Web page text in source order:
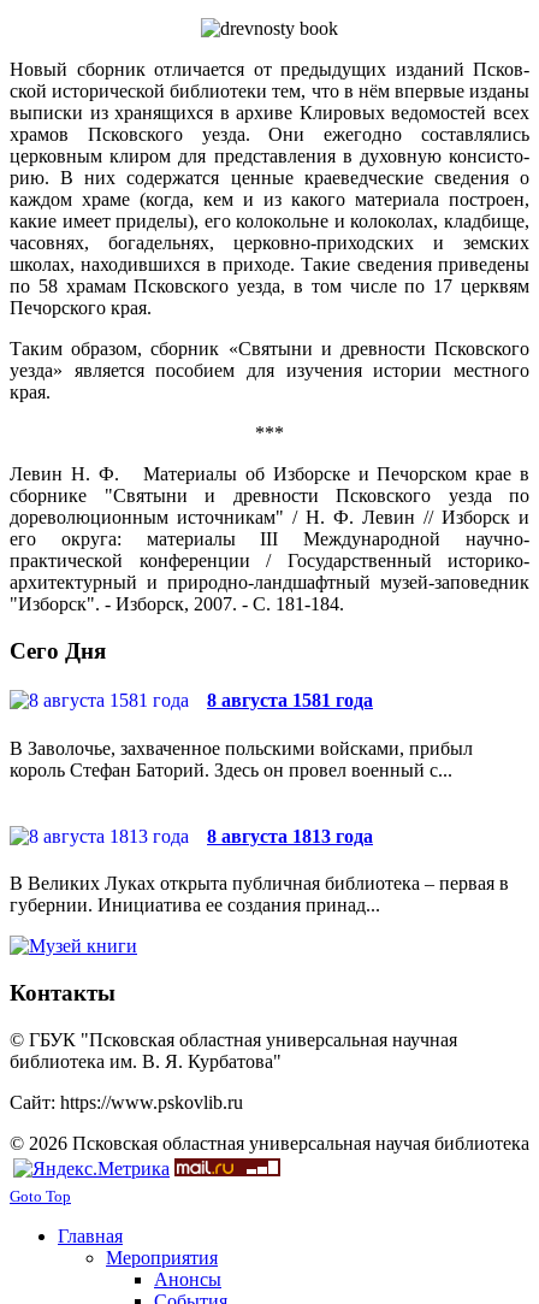
Новый сборник отличается от предыдущих изданий Псков­
ской исторической библиотеки тем, что в нём впервые изда­ны
выписки из хранящихся в архиве Клировых ведомостей всех
храмов Псковского уезда. Они ежегодно составлялись
церковным клиром для представления в духовную консисто­
рию. В них содержатся ценные краеведческие сведения о
каждом храме (когда, кем и из какого материала построен,
какие имеет приделы), его колокольне и колоколах, кладбище,
часовнях, богадельнях, церковно-приходских и земских
школах, находившихся в приходе. Такие сведения приведе­ны
по 58 храмам Псковского уезда, в том числе по 17 церквям
Печорского края.
Таким образом, сборник «Святыни и древности Псковс­кого
уезда» является пособием для изучения истории мест­ного
края.
***
Левин Н. Ф. Материалы об Изборске и Печорском крае в
сборнике "Святыни и древности Псковского уезда по
дореволюционным источникам" / Н. Ф. Левин // Изборск и
его округа: материалы III Международной научно-
практической конференции / Государственный историко-
архитектурный и природно-ландшафтный музей-заповедник
"Изборск". - Изборск, 2007. - С. 181-184.
Сего Дня
8 августа 1581 года
В Заволочье, захваченное польскими войсками, прибыл
король Стефан Баторий. Здесь он провел военный с...
8 августа 1813 года
В Великих Луках открыта публичная библиотека – первая в
губернии. Инициатива ее создания принад...
Контакты
© ГБУК "Псковская областная универсальная научная
библиотека им. В. Я. Курбатова"
Сайт: https://www.pskovlib.ru
© 2026 Псковская областная универсальная научая библиотека
Goto Top
Главная
Мероприятия
Анонсы